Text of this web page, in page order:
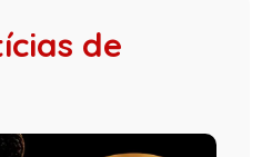
de